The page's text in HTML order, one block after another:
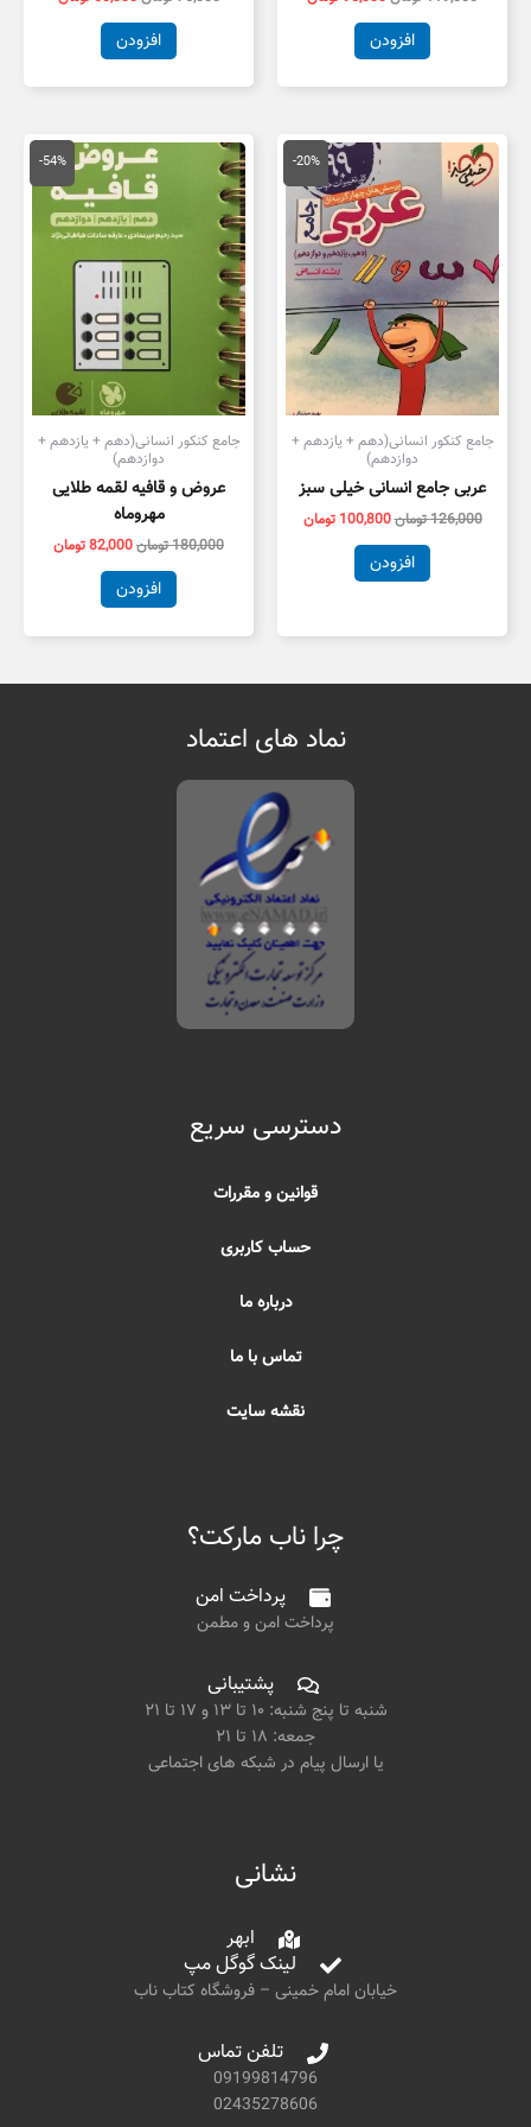
افزودن افزودن
-20%
جامع کنکور انسانی(دهم + یازدهم +
دوازدهم)
عربی جامع انسانی خیلی سبز
126,000تومان
قیمت
اصلی
126,000 تومان
بود.
100,800 تومان
قیمت
فعلی
100,800 تومان
است.
افزودن
-54%
جامع کنکور انسانی(دهم + یازدهم +
دوازدهم)
عروض و قافیه لقمه طلایی
مهروماه
180,000تومان
قیمت
اصلی
180,000 تومان
بود.
82,000تومان
قیمت
فعلی
است.
افزودن
نماد های اعتماد
دسترسی سریع
قوانین و مقررات
حساب کاربری
درباره ما
تماس با ما
نقشه سایت
چرا ناب مارکت؟
پرداخت امن
پرداخت امن و مطمن
پشتیبانی
شنبه تا پنج شنبه: ۱۰ تا ۱۳ و ۱۷ تا ۲۱
جمعه: ۱۸ تا ۲۱
یا ارسال پیام در شبکه های اجتماعی
نشانی
ابهر
لینک گوگل مپ
خیابان امام خمینی – فروشگاه کتاب ناب
تلفن تماس
09199814796
02435278606